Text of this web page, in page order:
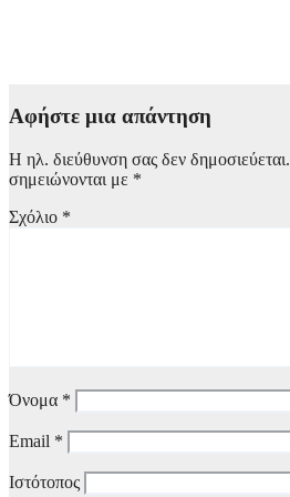
Αφήστε μια απάντηση
Η ηλ. διεύθυνση σας δεν δημοσιεύεται.
σημειώνονται με *
Σχόλιο *
Όνομα *
Email *
Ιστότοπος